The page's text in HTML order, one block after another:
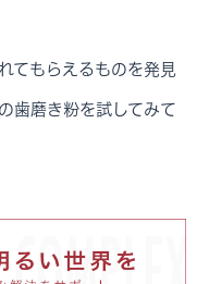
てもらえるものを発見
歯磨き粉を試してみて